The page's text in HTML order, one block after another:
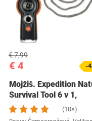
€ 4
€ 7,99
-
Mojžiš. Expedition
Survival Tool 6 v 1,
multifunkčný…
(10×)